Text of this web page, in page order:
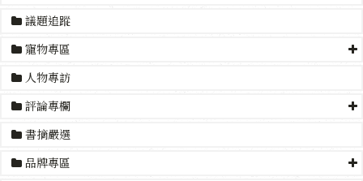
議題追蹤
寵物專區
人物專訪
評論專欄
書摘嚴選
品牌專區